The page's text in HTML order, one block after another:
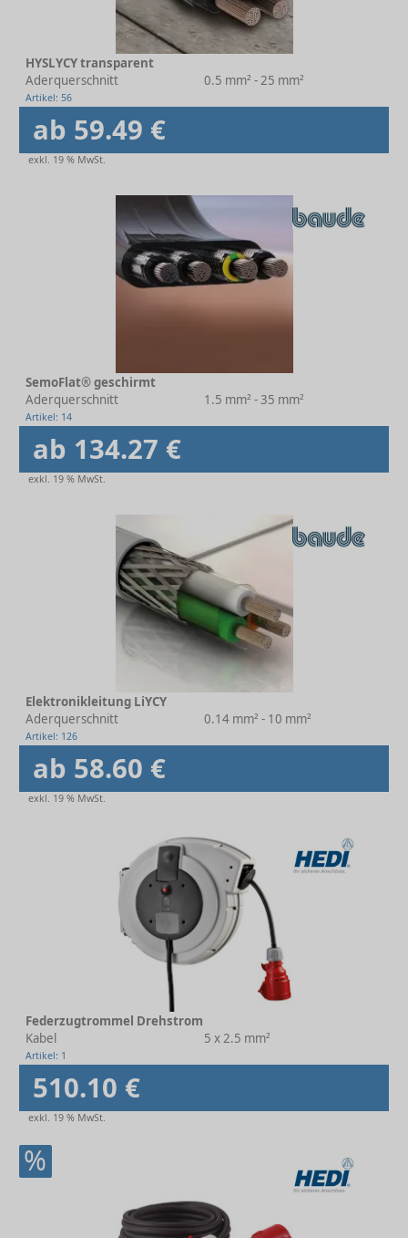
HYSLYCY transparent
Aderquerschnitt
0.5 mm² - 25 mm²
Artikel: 56
ab 59.49 €
exkl. 19 % MwSt.
SemoFlat® geschirmt
Aderquerschnitt
1.5 mm² - 35 mm²
Artikel: 14
ab 134.27 €
exkl. 19 % MwSt.
Elektronikleitung LiYCY
Aderquerschnitt
0.14 mm² - 10 mm²
Artikel: 126
ab 58.60 €
exkl. 19 % MwSt.
Federzugtrommel Drehstrom
Kabel
5 x 2.5 mm²
Artikel: 1
510.10 €
exkl. 19 % MwSt.
%